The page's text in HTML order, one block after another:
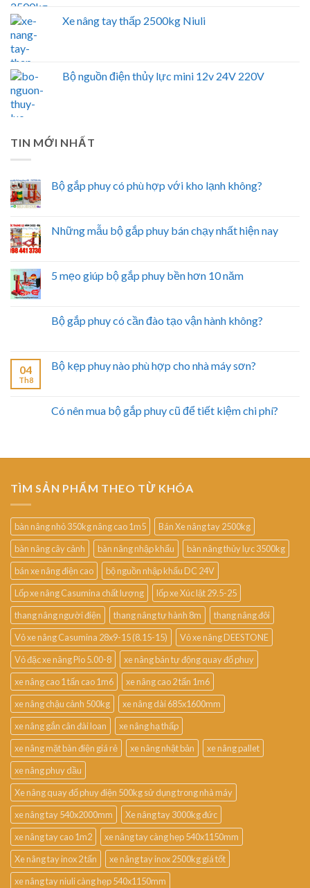
Xe nâng tay thấp 2500kg Niuli
Bộ nguồn điện thủy lực mini 12v 24V 220V
TIN MỚI NHẤT
Bộ gắp phuy có phù hợp với kho lạnh không?
Những mẫu bộ gắp phuy bán chạy nhất hiện nay
5 mẹo giúp bộ gắp phuy bền hơn 10 năm
Bộ gắp phuy có cần đào tạo vận hành không?
04
Th8
Bộ kẹp phuy nào phù hợp cho nhà máy sơn?
Có nên mua bộ gắp phuy cũ để tiết kiệm chi phí?
TÌM SẢN PHẨM THEO TỪ KHÓA
bàn nâng nhỏ 350kg nâng cao 1m5
Bán Xe nâng tay 2500kg
bàn nâng cây cảnh
bàn nâng nhập khẩu
bàn nâng thủy lực 3500kg
bán xe nâng điện cao
bộ nguồn nhập khẩu DC 24V
Lốp xe nâng Casumina chất lượng
lốp xe Xúc lật 29.5-25
thang nâng người điện
thang nâng tự hành 8m
thang nâng đôi
Vỏ xe nâng Casumina 28x9-15 (8.15-15)
Vỏ xe nâng DEESTONE
Vỏ đặc xe nâng Pio 5.00-8
xe nâng bán tự động quay đổ phuy
xe nâng cao 1 tấn cao 1m6
xe nâng cao 2 tấn 1m6
xe nâng chậu cảnh 500kg
xe nâng dài 685x1600mm
xe nâng gắn cân đài loan
xe nâng hạ thấp
xe nâng mặt bàn điện giá rẻ
xe nâng nhật bản
xe nâng pallet
xe nâng phuy dầu
Xe nâng quay đổ phuy điện 500kg sử dụng trong nhà máy
xe nâng tay 540x2000mm
Xe nâng tay 3000kg đức
xe nâng tay cao 1m2
xe nâng tay càng hẹp 540x1150mm
Xe nâng tay inox 2 tấn
xe nâng tay inox 2500kg giá tốt
xe nâng tay niuli càng hẹp 540x1150mm